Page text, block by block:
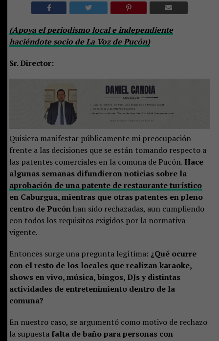
(Apoya el periodismo local e independiente
haciéndote socio de La Voz de Pucón)
Sr. Director:
Quisiera manifestar públicamente mi preocupación
frente a las decisiones que se están tomando respecto a
las patentes comerciales en la comuna de Pucón. Hace
algunas semanas difundieron noticias sobre la
aprobación de una patente de restaurante turístico
en Caburgua, mientras que otras patentes en pleno
centro de Pucónhan sido rechazadas, aun cumpliendo
con todos los requisitos exigidos por la normativa
vigente.
Entonces surge una pregunta legítima: ¿Qué ocurre
con el resto de los locales que realizan karaoke,
shows en vivo, música, bingos, DJs y distintas
actividades de entretenimiento dentro de la
comuna?
En nuestro caso, se argumentó como motivo de rechazo
la supuesta falta de baño para personas con